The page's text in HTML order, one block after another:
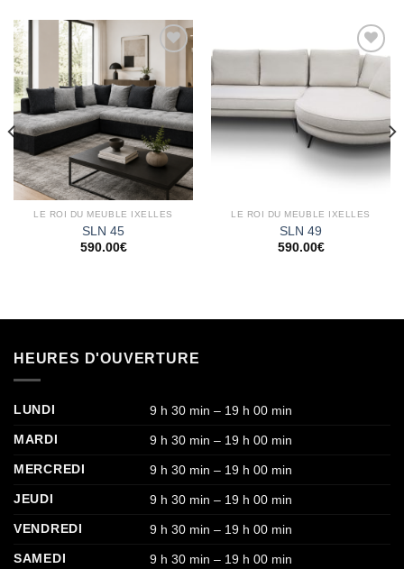
Ajouter
à la
wishlist
LE ROI DU MEUBLE IXELLES
SLN 45
590.00€
Ajouter
à la
wishlist
LE ROI DU MEUBLE IXELLES
SLN 49
590.00€
HEURES D'OUVERTURE
LUNDI
9 h 30 min – 19 h 00 min
MARDI
9 h 30 min – 19 h 00 min
MERCREDI
9 h 30 min – 19 h 00 min
JEUDI
9 h 30 min – 19 h 00 min
VENDREDI
9 h 30 min – 19 h 00 min
SAMEDI
9 h 30 min – 19 h 00 min